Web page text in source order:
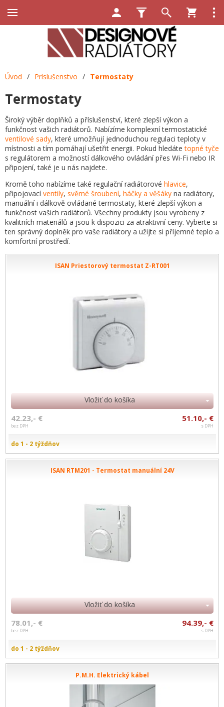
Úvod / Príslušenstvo / Termostaty
Termostaty
Široký výběr doplňků a příslušenství, které zlepší výkon a
funkčnost vašich radiátorů. Nabízíme komplexní termostatické
ventilové sady, které umožňují jednoduchou regulaci teploty v
místnosti a tím pomáhají ušetřit energii. Pokud hledátetopné tyče
s regulátorem a možností dálkového ovládání přes Wi-Fi nebo IR
připojení, také je u nás najdete.
Kromě toho nabízíme také regulační radiátorové hlavice,
připojovacíventily, svěrné šroubení, háčky a věšáky na radiátory,
manuální i dálkově ovládané termostaty, které zlepší výkon a
funkčnost vašich radiátorů. Všechny produkty jsou vyrobeny z
kvalitních materiálů a jsou k dispozici za atraktivní ceny. Vyberte si
ten správný doplněk pro vaše radiátory a užijte si příjemné teplo a
komfortní prostředí.
ISAN Priestorový termostat Z-RT001
Vložiť do košíka
42.23,- €
bez DPH
51.10,- €
s DPH
do 1 - 2 týždňov
ISAN RTM201 - Termostat manuální 24V
Vložiť do košíka
78.01,- €
bez DPH
94.39,- €
s DPH
do 1 - 2 týždňov
P.M.H. Elektrický kábel